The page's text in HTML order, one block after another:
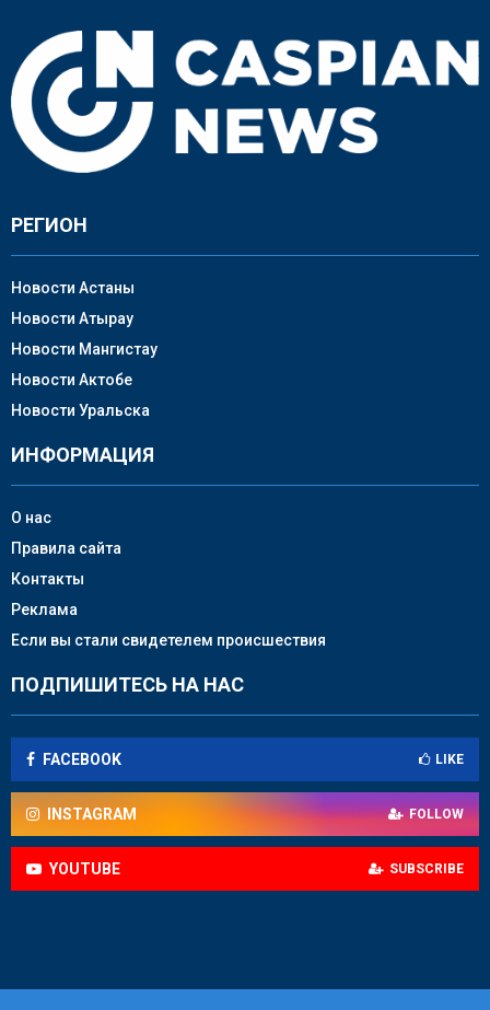
РЕГИОН
Новости Астаны
Новости Атырау
Новости Мангистау
Новости Актобе
Новости Уральска
ИНФОРМАЦИЯ
О нас
Правила сайта
Контакты
Реклама
Если вы стали свидетелем происшествия
ПОДПИШИТЕСЬ НА НАС
FACEBOOK LIKE
INSTAGRAM FOLLOW
YOUTUBE SUBSCRIBE